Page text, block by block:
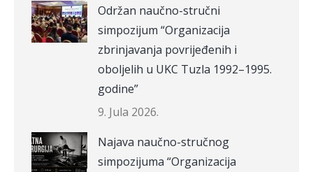
Održan naučno-stručni
simpozijum “Organizacija
zbrinjavanja povrijeđenih i
oboljelih u UKC Tuzla 1992–1995.
godine”
9. Jula 2026.
Najava naučno-stručnog
simpozijuma “Organizacija